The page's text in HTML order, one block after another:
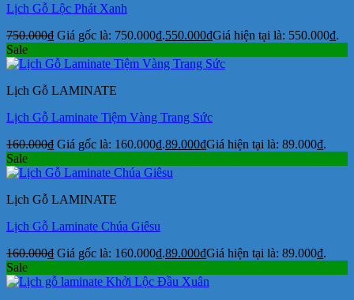
Lịch Gỗ Lộc Phát Xanh
750.000₫ Giá gốc là: 750.000₫.550.000₫Giá hiện tại là: 550.000₫.
Sale
Lịch Gỗ LAMINATE
Lịch Gỗ Laminate Tiệm Vàng Trang Sức
160.000₫ Giá gốc là: 160.000₫.89.000₫Giá hiện tại là: 89.000₫.
Sale
Lịch Gỗ LAMINATE
Lịch Gỗ Laminate Chúa Giêsu
160.000₫ Giá gốc là: 160.000₫.89.000₫Giá hiện tại là: 89.000₫.
Sale